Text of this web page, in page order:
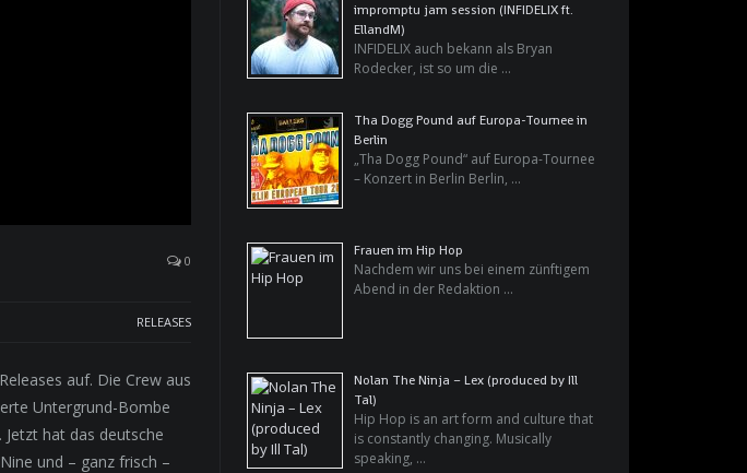
0
RELEASES
auf. Die Crew aus
Untergrund-Bombe
Jetzt hat das deutsche
und – ganz frisch –
impromptu jam session (INFIDELIX ft.
EllandM)
INFIDELIX auch bekann als Bryan
Rodecker, ist so um die …
Tha Dogg Pound auf Europa-Tournee in
Berlin
„Tha Dogg Pound“ auf Europa-Tournee
– Konzert in Berlin Berlin, …
Frauen im Hip Hop
Nachdem wir uns bei einem zünftigem
Abend in der Redaktion …
Nolan The Ninja – Lex (produced by Ill
Tal)
Hip Hop is an art form and culture that
is constantly changing. Musically
speaking, …